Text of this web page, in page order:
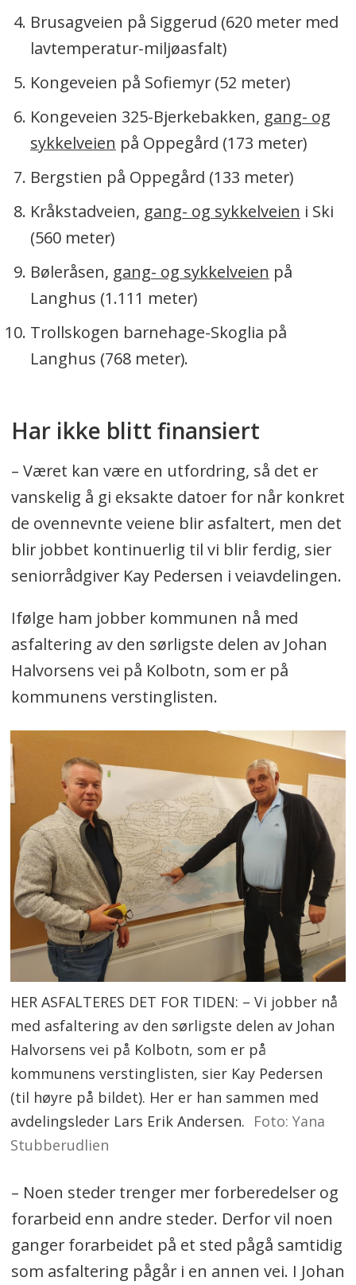
Brusagveien på Siggerud (620 meter med
lavtemperatur-miljøasfalt)
Kongeveien på Sofiemyr (52 meter)
Kongeveien 325-Bjerkebakken, gang- og
sykkelveien på Oppegård (173 meter)
Bergstien på Oppegård (133 meter)
Kråkstadveien, gang- og sykkelveien i Ski
(560 meter)
Bøleråsen, gang- og sykkelveien på
Langhus (1.111 meter)
Trollskogen barnehage-Skoglia på
Langhus (768 meter).
Har ikke blitt finansiert
– Været kan være en utfordring, så det er
vanskelig å gi eksakte datoer for når konkret
de ovennevnte veiene blir asfaltert, men det
blir jobbet kontinuerlig til vi blir ferdig, sier
seniorrådgiver Kay Pedersen i veiavdelingen.
Ifølge ham jobber kommunen nå med
asfaltering av den sørligste delen av Johan
Halvorsens vei på Kolbotn, som er på
kommunens verstinglisten.
HER ASFALTERES DET FOR TIDEN: – Vi jobber nå
med asfaltering av den sørligste delen av Johan
Halvorsens vei på Kolbotn, som er på
kommunens verstinglisten, sier Kay Pedersen
(til høyre på bildet). Her er han sammen med
avdelingsleder Lars Erik Andersen. Foto: Yana
Stubberudlien
– Noen steder trenger mer forberedelser og
forarbeid enn andre steder. Derfor vil noen
ganger forarbeidet på et sted pågå samtidig
som asfaltering pågår i en annen vei. I Johan